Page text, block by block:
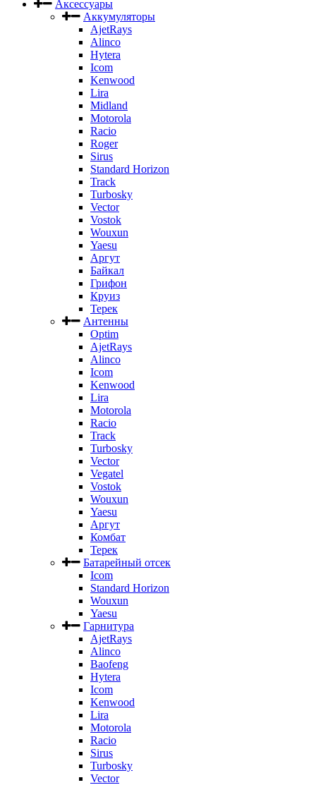
Аксессуары
Аккумуляторы
AjetRays
Alinco
Hytera
Icom
Kenwood
Lira
Midland
Motorola
Racio
Roger
Sirus
Standard Horizon
Track
Turbosky
Vector
Vostok
Wouxun
Yaesu
Аргут
Байкал
Грифон
Круиз
Терек
Антенны
Optim
AjetRays
Alinco
Icom
Kenwood
Lira
Motorola
Racio
Track
Turbosky
Vector
Vegatel
Vostok
Wouxun
Yaesu
Аргут
Комбат
Терек
Батарейный отсек
Icom
Standard Horizon
Wouxun
Yaesu
Гарнитура
AjetRays
Alinco
Baofeng
Hytera
Icom
Kenwood
Lira
Motorola
Racio
Sirus
Turbosky
Vector